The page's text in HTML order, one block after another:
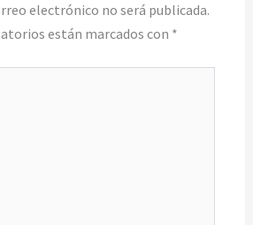
electrónico no será publicada.
están marcados con *